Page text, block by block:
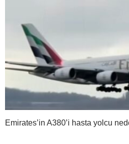
Emirates’in A380’i hasta yolcu